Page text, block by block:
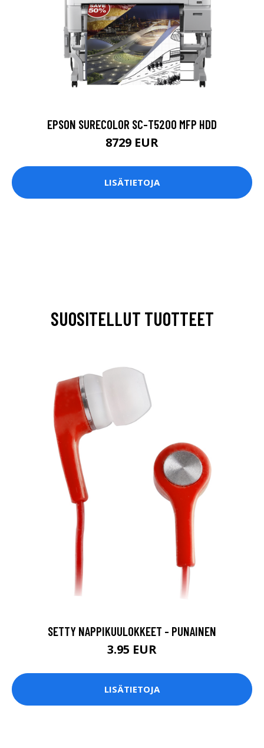
EPSON SURECOLOR SC-T5200 MFP HDD
8729 EUR
LISÄTIETOJA
SUOSITELLUT TUOTTEET
SETTY NAPPIKUULOKKEET - PUNAINEN
3.95 EUR
LISÄTIETOJA